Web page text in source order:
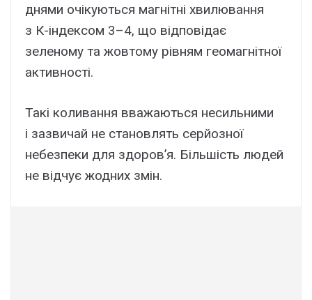
днями очікуються магнітні хвилювання
з К-індексом 3–4, що відповідає
зеленому та жовтому рівням геомагнітної
активності.
Такі коливання вважаються несильними
і зазвичай не становлять серйозної
небезпеки для здоров’я. Більшість людей
не відчує жодних змін.